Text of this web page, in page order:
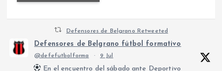
Defensores de Belgrano Retweeted
Defensores de Belgrano fútbol formativo
@defefutbolforma · 9 Jul
En el encuentro del sábado ante Deportivo